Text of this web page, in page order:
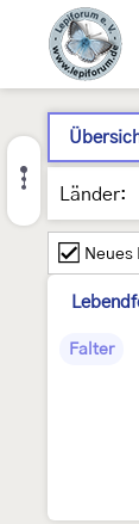
Länder:
Neues
Falter